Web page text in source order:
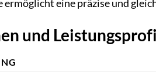
ermöglicht eine präzise und
und